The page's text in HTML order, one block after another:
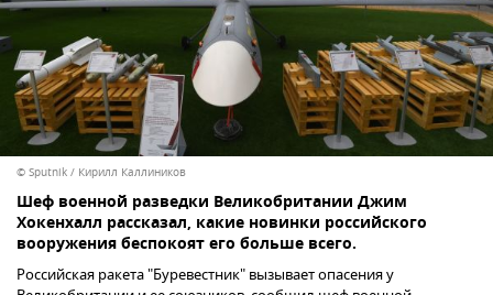
© Sputnik / Кирилл Каллиников
Шеф военной разведки Великобритании Джим
Хокенхалл рассказал, какие новинки российского
вооружения беспокоят его больше всего.
Российская ракета "Буревестник" вызывает опасения у